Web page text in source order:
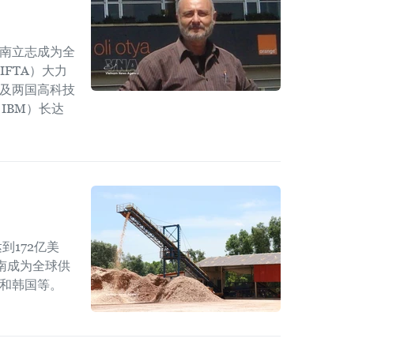
立志成为全
）大力
两国高科技
）长达
172亿美
成为全球供
韩国等。